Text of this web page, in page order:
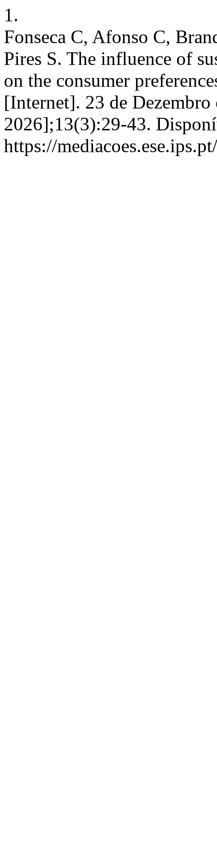
1.
Fonseca C, Afonso C,
Pires S. The influence of
on the consumer
[Internet]. 23 de
2026];13(3):29-43.
https://